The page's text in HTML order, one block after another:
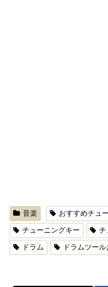
音楽 おすすめチュ
チューニングキー
チ
ドラム
ドラムツー